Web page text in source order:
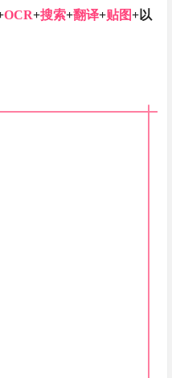
OCR+搜索+翻译+贴图+以